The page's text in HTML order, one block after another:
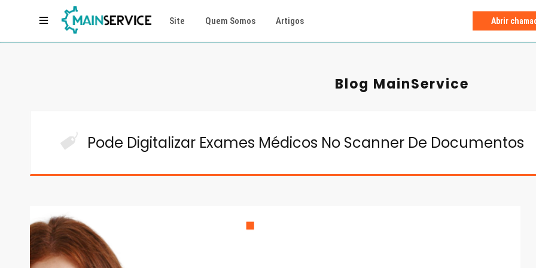
Site Quem Somos Artigos Abrir
Blog MainService
Pode Digitalizar Exames Médicos No Scanner De Documentos